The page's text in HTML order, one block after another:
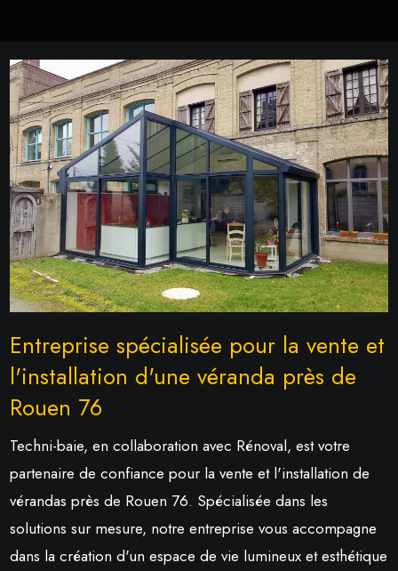
Entreprise spécialisée pour la vente et
l'installation d'une véranda près de
Rouen 76
Techni-baie, en collaboration avec Rénoval, est votre
partenaire de confiance pour la vente et l'installation de
vérandas près de Rouen 76. Spécialisée dans les
solutions sur mesure, notre entreprise vous accompagne
dans la création d'un espace de vie lumineux et esthétique